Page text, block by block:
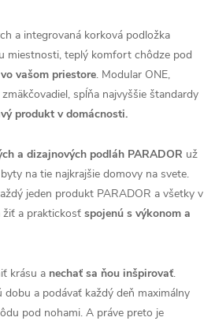
a integrovaná korková podložka
miestnosti, teplý komfort chôdze pod
vašom priestore. Modular ONE,
spĺňa najvyššie štandardy
produkt v domácnosti.
a dizajnových podláh PARADOR už
na tie najkrajšie domovy na svete.
jeden produkt PARADOR a všetky v
žiť a praktickosť spojenú s výkonom a
krásu a nechať sa ňou inšpirovať.
a podávať každý deň maximálny
pod nohami. A práve preto je